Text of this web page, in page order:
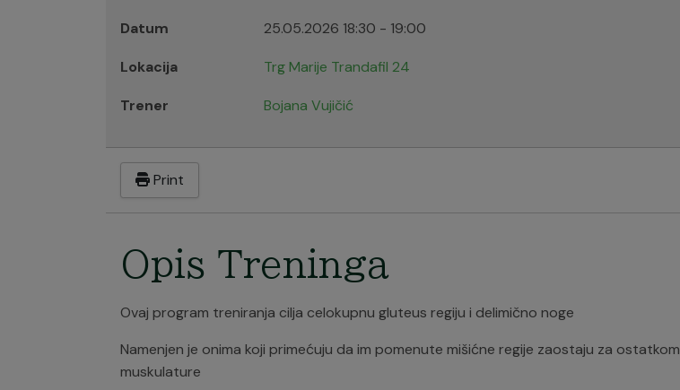
Datum 25.05.2026 18:30 - 19:00
Lokacija Trg Marije Trandafil 24
Trener Bojana Vujičić
Print
Opis Treninga
Ovaj program treniranja cilja celokupnu gluteus regiju i delimično noge
Namenjen je onima koji primećuju da im pomenute mišićne regije zaostaju za ostatkom
muskulature